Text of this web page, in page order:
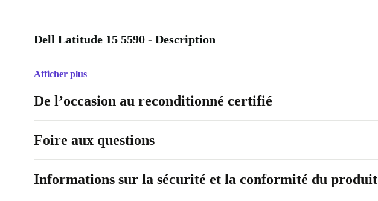
Dell Latitude 15 5590 - Description
Afficher plus
De l’occasion au reconditionné certifié
Foire aux questions
Informations sur la sécurité et la conformité du produit